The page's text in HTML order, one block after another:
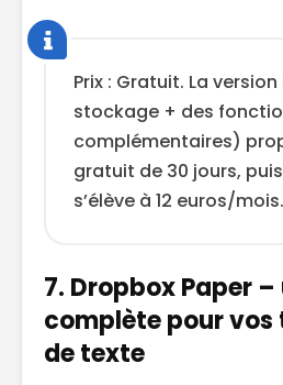
Prix : Gratuit. La
stockage + des
complémentaires)
gratuit de 30 jours,
s’élève à 12 euros/mois.
7. Dropbox Paper
complète pour
de texte